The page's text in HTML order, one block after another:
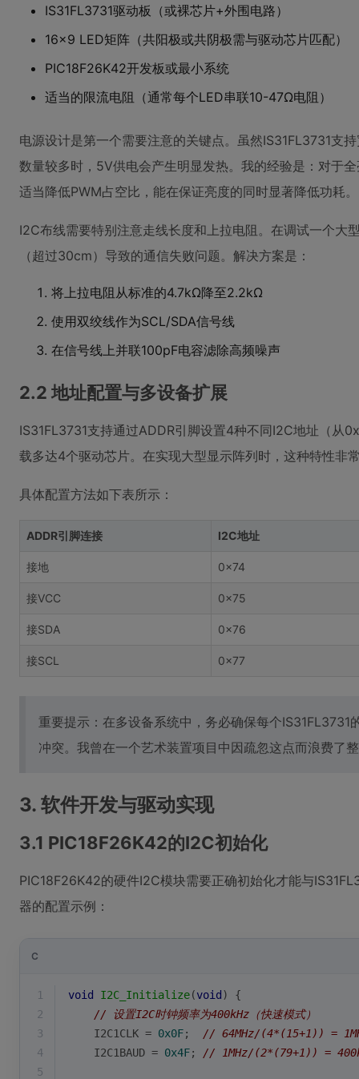
IS31FL3731驱动板（或裸芯片+外围电路）
16x9 LED矩阵（共阳极或共阴极需与驱动芯片匹配）
PIC18F26K42开发板或最小系统
适当的限流电阻（通常每个LED串联10-47Ω电阻）
电源设计是第一个需要注意的关键点。虽然IS31FL3731支
数量较多时，5V供电会产生明显发热。我的经验是：对于
适当降低PWM占空比，能在保证亮度的同时显著降低功耗。
I2C布线需要特别注意走线长度和上拉电阻。在调试一个大
（超过30cm）导致的通信失败问题。解决方案是：
将上拉电阻从标准的4.7kΩ降至2.2kΩ
使用双绞线作为SCL/SDA信号线
在信号线上并联100pF电容滤除高频噪声
2.2 地址配置与多设备扩展
IS31FL3731支持通过ADDR引脚设置4种不同I2C地址（从
载多达4个驱动芯片。在实现大型显示阵列时，这种特性非
具体配置方法如下表所示：
ADDR引脚连接 I2C地址
接地 0x74
接VCC 0x75
接SDA 0x76
接SCL 0x77
重要提示：在多设备系统中，务必确保每个
冲突。我曾在一个艺术装置项目中因疏忽这点而浪费了
3. 软件开发与驱动实现
3.1 PIC18F26K42的I2C初始化
PIC18F26K42的硬件I2C模块需要正确初始化才能与
器的配置示例：
C
1 void I2C_Initialize(void )
{
2
// 设置I2C时钟频率为400kHz（快速模式）
3
    I2C1CLK =
0x0F; // 64MHz/(4*(15+1)) =
4
    I2C1BAUD =
0x4F; // 1MHz/(2*(79+1)) =
5